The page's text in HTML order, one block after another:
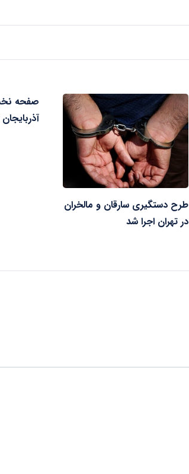
طرح دستگیری سارقان و مالخران
در تهران اجرا شد
صفحه
آذربایجان شرقی